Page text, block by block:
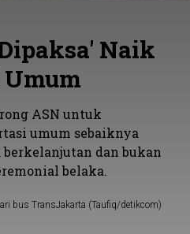
Naik
ASN untuk
umum sebaiknya
dan bukan
belaka.
bus TransJakarta (Taufiq/detikcom)